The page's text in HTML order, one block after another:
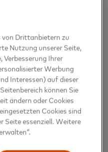
Mit dem
der Welt
Banken, Händler,
über 210 Ländern und
von Mastercard
für alle
effizienter. Das gilt für
für Unternehmensführung
Folgen Sie uns auf
Sie mit imBeyond the
von Drittanbietern zu
Nutzung unserer Seite,
Verbesserung Ihrer
Werbung
Interessen) auf dieser
können Sie
ändern oder Cookies
Cookies sind
Seite essenziell. Weitere